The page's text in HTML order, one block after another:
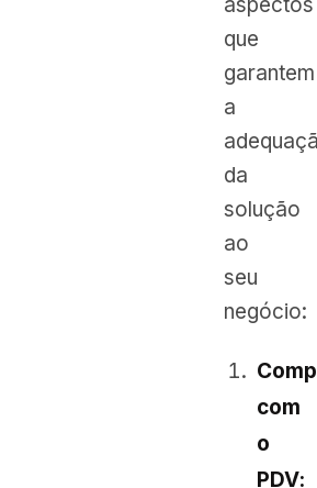
que
garantem
a
da
solução
ao
seu
negócio:
com
o
PDV: